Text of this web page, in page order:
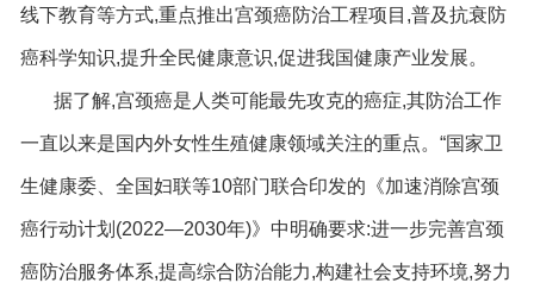
线下教育等方式,重点推出宫颈癌防治工程项目,普及抗衰防
癌科学知识,提升全民健康意识,促进我国健康产业发展。
据了解,宫颈癌是人类可能最先攻克的癌症,其防治工作
一直以来是国内外女性生殖健康领域关注的重点。“国家卫
生健康委、全国妇联等10部门联合印发的《加速消除宫颈
癌行动计划(2022—2030年)》中明确要求:进一步完善宫颈
癌防治服务体系,提高综合防治能力,构建社会支持环境,努力